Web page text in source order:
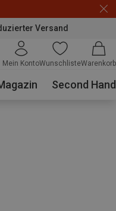
Versand
Mein KontoWunschlisteWarenkorb
Second Hand